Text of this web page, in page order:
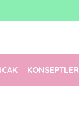
Ücretsiz Kargo
KONSEPTLER